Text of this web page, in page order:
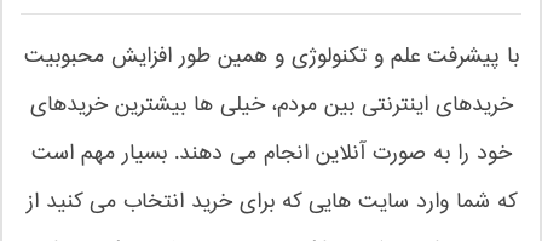
با پیشرفت علم و تکنولوژی و همین طور افزایش محبوبیت
خریدهای اینترنتی بین مردم، خیلی ها بیشترین خریدهای
خود را به صورت آنلاین انجام می دهند. بسیار مهم است
که شما وارد سایت هایی که برای خرید انتخاب می کنید از